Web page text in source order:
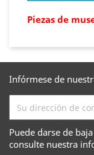
Piezas de
Infórmese de
Puede darse de
consulte nuestra